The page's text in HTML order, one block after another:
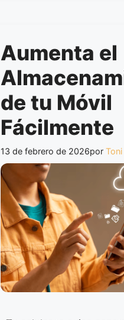
Aumenta el
de tu Móvil
Fácilmente
13 de febrero de 2026porToni